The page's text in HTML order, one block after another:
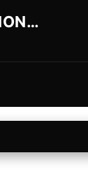
D. PUERTO MONTT JUVENIL